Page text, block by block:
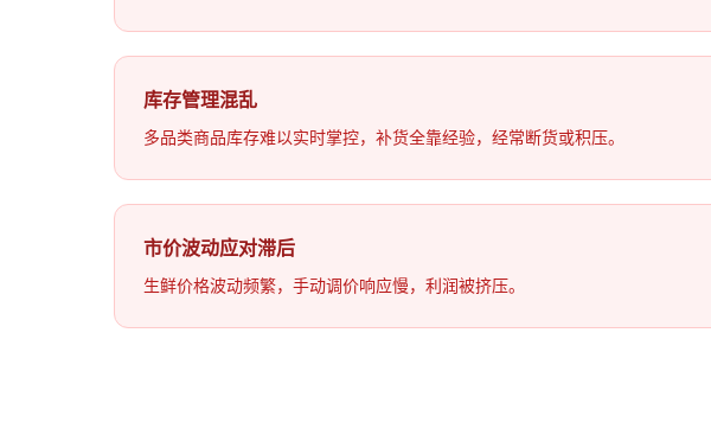
库存管理混乱
多品类商品库存难以实时掌控，补货全靠经验，经常断货或积压。
市价波动应对滞后
生鲜价格波动频繁，手动调价响应慢，利润被挤压。